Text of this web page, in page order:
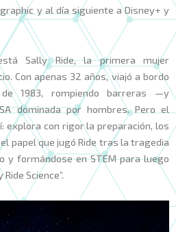
y al día siguiente a Disney+ y
Sally Ride, la primera mujer
Con apenas 32 años, viajó a bordo
1983, rompiendo barreras —y
dominada por hombres. Pero el
explora con rigor la preparación, los
papel que jugó Ride tras la tragedia
y formándose en STEM para luego
Science”.